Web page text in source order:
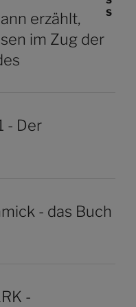
erzählt,
im Zug der
- Der
- das Buch
-